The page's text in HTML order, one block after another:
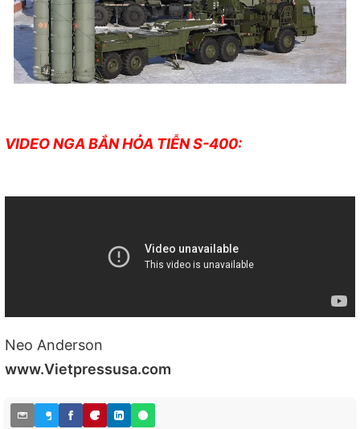
VIDEO NGA BẮN HỎA TIỄN S-400:
Neo Anderson
www.Vietpressusa.com